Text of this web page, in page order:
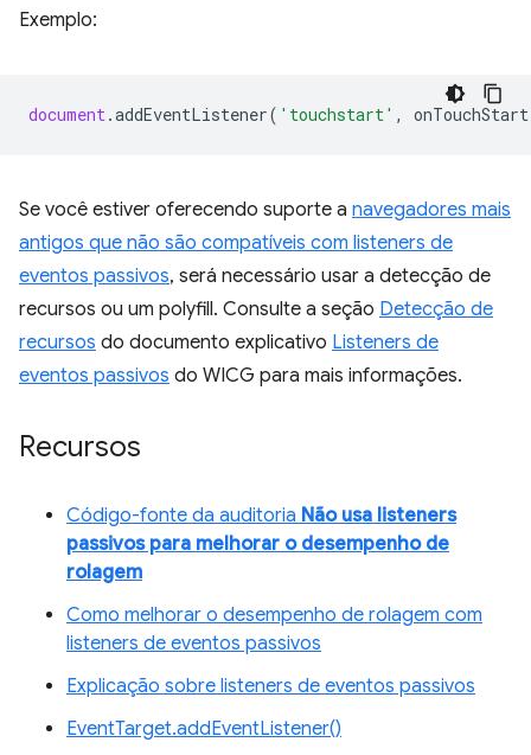
Exemplo:
document .addEventListener( 'touchstart' , onTouchStart
Se você estiver oferecendo suporte a navegadores mais
antigos que não são compatíveis com listeners de
eventos passivos, será necessário usar a detecção de
recursos ou um polyfill. Consulte a seção Detecção de
recursos do documento explicativo Listeners de
eventos passivos do WICG para mais informações.
Recursos
Código-fonte da auditoria Não usa listeners
passivos para melhorar o desempenho de
rolagem
Como melhorar o desempenho de rolagem com
listeners de eventos passivos
Explicação sobre listeners de eventos passivos
EventTarget.addEventListener()